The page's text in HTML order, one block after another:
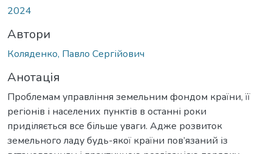
2024
Автори
Коляденко, Павло Сергійович
Анотація
Проблемам управління земельним фондом країни, її
регіонів і населених пунктів в останні роки
приділяється все більше уваги. Адже розвиток
земельного ладу будь-якої країни пов’язаний із